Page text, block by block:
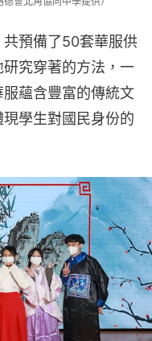
預備了50套華服供
究穿著的方法，一
蘊含豐富的傳統文
學生對國民身份的